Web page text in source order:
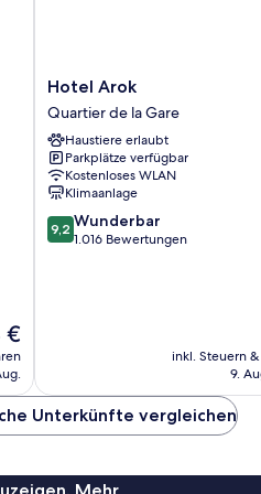
€
Hotel
Arok
Quartier
de
la
Gare
Hotel Arok
Quartier de la Gare
Haustiere erlaubt
Parkplätze verfügbar
Kostenloses WLAN
Klimaanlage
9.2
von
9,2 Wunderbar
1.016 Bewertungen
inkl. Steuern
9.
Unterkünfte vergleichen